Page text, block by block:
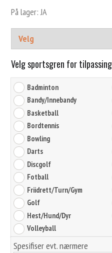
På lager: JA
Velg sportsgren for
Badminton
Bandy/Innebandy
Basketball
Bordtennis
Bowling
Darts
Discgolf
Fotball
Friidrett/Turn/Gym
Golf
Hest/Hund/Dyr
Volleyball
Spesifiser evt. nærmere